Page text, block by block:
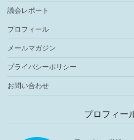
議会レポート
プロフィール
メールマガジン
プライバシーポリシー
お問い合わせ
プロフィー